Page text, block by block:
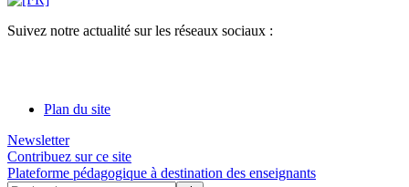
Suivez notre actualité sur les réseaux sociaux :
Plan du site
Newsletter
Contribuez sur ce site
Plateforme pédagogique à destination des enseignants